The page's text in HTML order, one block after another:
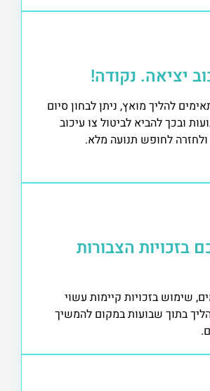
יציאה. נקודה!
להליך מואץ, ניתן לבחון סיום
ובכך להביא לביטול צו עיכוב
לחופש תנועה מלא.
בזכויות הצבורות
שימוש בזכויות קיימות עשוי
בתוך שבועות במקום להמשיך